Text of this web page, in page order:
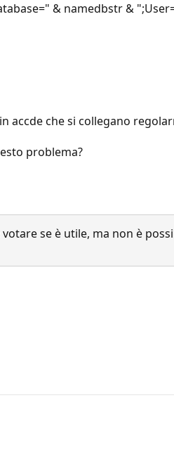
& namedbstr &
accde che si collegano
problema?
se è utile, ma non è